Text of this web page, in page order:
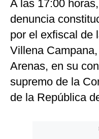
A las 17:00
denuncia
por el exfiscal de
Villena
Arenas, en su
supremo de la
de la República